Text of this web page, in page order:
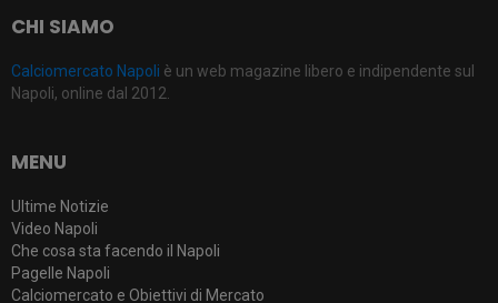
CHI SIAMO
Calciomercato Napoli è un web magazine libero e indipendente sul
Napoli, online dal 2012.
MENU
Ultime Notizie
Video Napoli
Che cosa sta facendo il Napoli
Pagelle Napoli
Calciomercato e Obiettivi di Mercato